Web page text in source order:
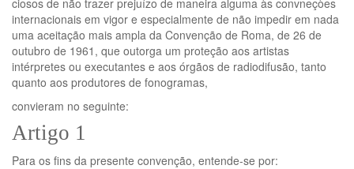
ciosos de não trazer prejuízo de maneira alguma às convneçòes
internacionais em vigor e especialmente de não impedir em nada
uma aceitação mais ampla da Convenção de Roma, de 26 de
outubro de 1961, que outorga um proteção aos artistas
intérpretes ou executantes e aos órgãos de radiodifusão, tanto
quanto aos produtores de fonogramas,
convieram no seguinte:
Artigo 1
Para os fins da presente convenção, entende-se por: